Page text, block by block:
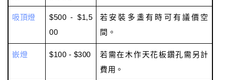
吸頂燈
$500 - $1,5
00
若安裝多盞有時可有議價空
間。
嵌燈 $100 - $300
若需在木作天花板鑽孔需另計
費用。